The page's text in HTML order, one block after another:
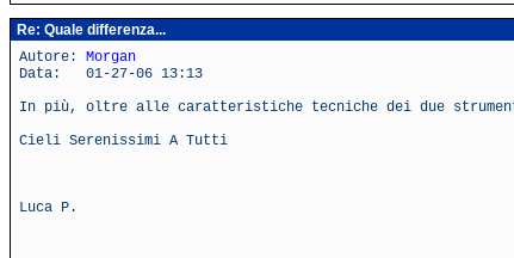
Re: Quale differenza...
Autore: Morgan
Data: 01-27-06 13:13
In più, oltre alle caratteristiche tecniche dei due
Cieli Serenissimi A Tutti
Luca P.